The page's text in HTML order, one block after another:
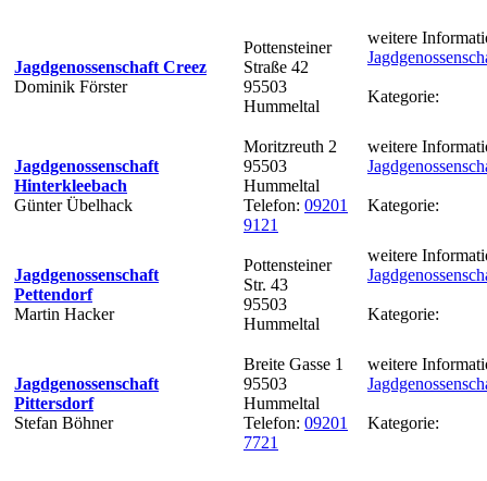
Jagdgenossenschaft Creez
Dominik Förster
Pottensteiner
Straße 42
95503
Hummeltal
weitere
Kategorie:
Jagdgenossenschaft
Hinterkleebach
Günter Übelhack
Moritzreuth 2
95503
Hummeltal
Telefon: 09201
9121
weitere
Kategorie:
Jagdgenossenschaft
Pettendorf
Martin Hacker
Pottensteiner
Str. 43
95503
Hummeltal
weitere
Kategorie:
Jagdgenossenschaft
Pittersdorf
Stefan Böhner
Breite Gasse 1
95503
Hummeltal
Telefon: 09201
7721
weitere
Kategorie: